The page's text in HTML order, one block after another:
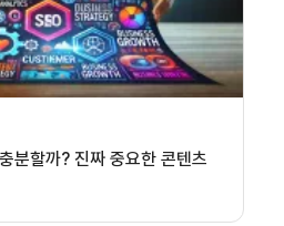
분할까? 진짜 중요한 콘텐츠